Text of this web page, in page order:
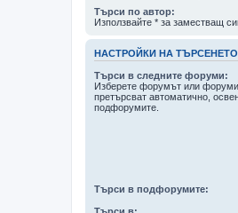
Търси по автор:
Използвайте * за заместващ
НАСТРОЙКИ НА ТЪРСЕНЕТО
Търси в следните форуми:
Изберете форумът или
претърсват автоматично,
подфорумите.
Търси в подфорумите: